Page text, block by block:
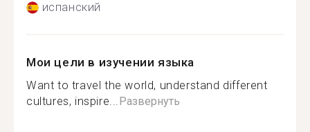
испанский
Мои цели в изучении языка
Want to travel the world, understand different
cultures, inspire...Развернуть